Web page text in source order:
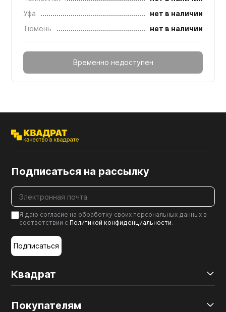
Уфа
нет в наличии
Тюмень
нет в наличии
Временно недоступен
Квадрат
Покупателям
Подписаться на рассылку
Я даю согласие на обработку своих персональных данных в
соответствии с Политикой конфиденциальности.
Подписаться